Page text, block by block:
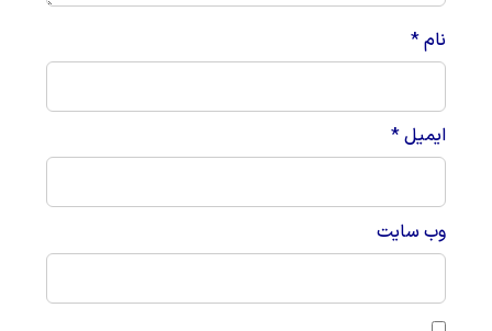
نام*
ایمیل*
وب‌ سایت